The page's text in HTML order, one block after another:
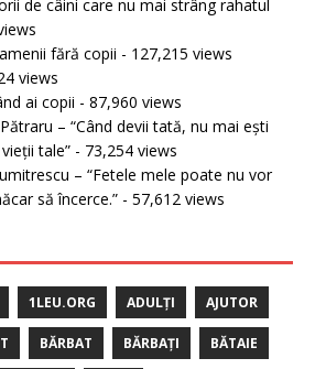
de câini care nu mai strâng rahatul
fără copii - 127,215 views
views
ai copii - 87,960 views
– “Când devii tată, nu mai ești
tale” - 73,254 views
– “Fetele mele poate nu vor
să încerce.” - 57,612 views
1LEU.ORG ADULȚI AJUTOR
BĂRBAT BĂRBAȚI BĂTAIE